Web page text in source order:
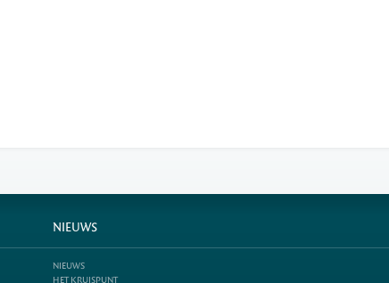
NIEUWS
NIEUWS
HET KRUISPUNT